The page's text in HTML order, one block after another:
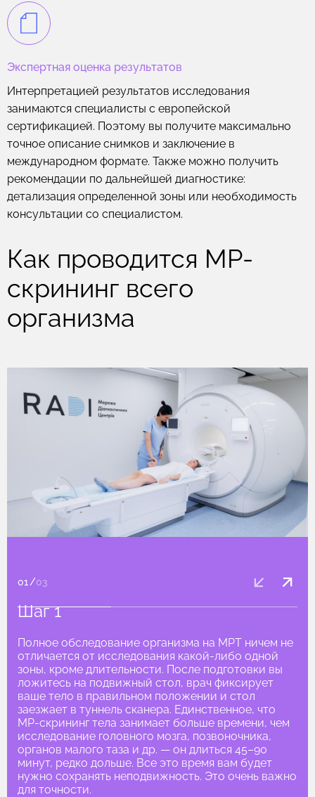
Экспертная оценка результатов
Интерпретацией результатов исследования
занимаются специалисты с европейской
сертификацией. Поэтому вы получите максимально
точное описание снимков и заключение в
международном формате. Также можно получить
рекомендации по дальнейшей диагностике:
детализация определенной зоны или необходимость
консультации со специалистом.
Как проводится МР-
скрининг всего
организма
Шаг 1
Полное обследование организма на МРТ ничем не
отличается от исследования какой-либо одной
зоны, кроме длительности. После подготовки вы
ложитесь на подвижный стол, врач фиксирует
ваше тело в правильном положении и стол
заезжает в туннель сканера. Единственное, что
МР-скрининг тела занимает больше времени, чем
исследование головного мозга, позвоночника,
органов малого таза и др. — он длиться 45–90
минут, редко дольше. Все это время вам будет
нужно сохранять неподвижность. Это очень важно
для точности.
01 /03